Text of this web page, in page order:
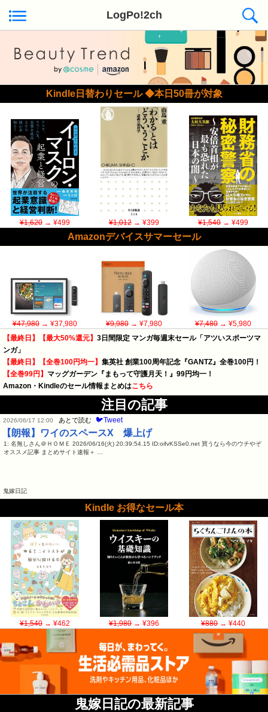
LogPo!2ch
Kindle日替わりセール ◆本日50冊が対象
¥1,620→ ¥499 ¥1,012→ ¥399 ¥1,540→ ¥499
Amazonデバイスサマーセール
¥47,980→ ¥37,980 ¥9,980→ ¥7,980 ¥7,480→ ¥5,980
【最終日】【最大50%還元】 3日間限定 マンガ毎週末セール「アツいスポーツマ
ンガ」
【最終日】【全巻100円均一】 集英社 創業100周年記念『GANTZ』全巻100円！
【全巻99円】 マッグガーデン『まもって守護月天！』99円均一！
Amazon・Kindleのセール情報まとめはこちら
注目の記事
2026/06/17 12:00 あとで読む 🐦Tweet
【朗報】ワイのスペースX 爆上げ
1: 名無しさん＠ＨＯＭＥ 2026/06/16(火) 20:39:54.15 ID:oifvKSSe0.net 買うなら今のウチやぞ
オススメ記事 まとめサイト速報＋ …
鬼嫁日記
Kindle お得なセール本
¥1,540→ ¥462 ¥1,980→ ¥396 ¥880→ ¥440
鬼嫁日記の最新記事